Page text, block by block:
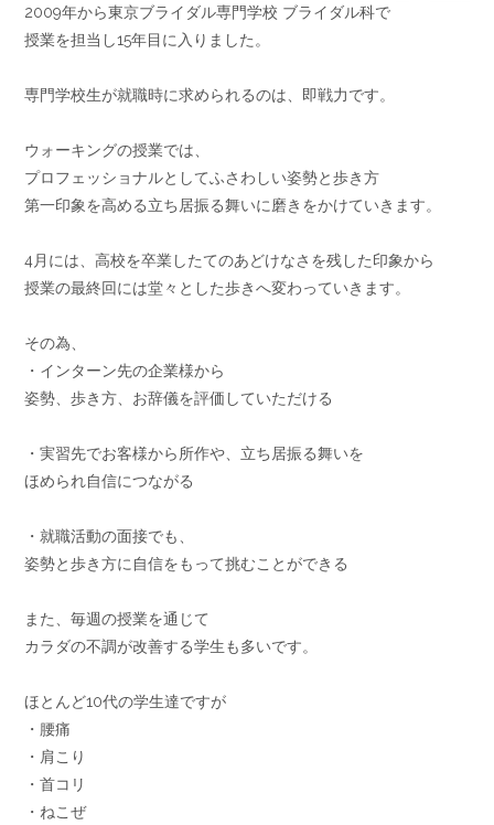
2009年から東京ブライダル専門学校 ブライダル科で
授業を担当し15年目に入りました。
専門学校生が就職時に求められるのは、即戦力です。
ウォーキングの授業では、
プロフェッショナルとしてふさわしい姿勢と歩き方
第一印象を高める立ち居振る舞いに磨きをかけていきます。
4月には、高校を卒業したてのあどけなさを残した印象から
授業の最終回には堂々とした歩きへ変わっていきます。
その為、
・インターン先の企業様から
姿勢、歩き方、お辞儀を評価していただける
・実習先でお客様から所作や、立ち居振る舞いを
ほめられ自信につながる
・就職活動の面接でも、
姿勢と歩き方に自信をもって挑むことができる
また、毎週の授業を通じて
カラダの不調が改善する学生も多いです。
ほとんど10代の学生達ですが
・腰痛
・肩こり
・首コリ
・ねこぜ